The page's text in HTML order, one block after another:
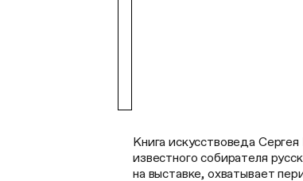
Книга искусствоведа
известного собирателя
на выставке, охватывает